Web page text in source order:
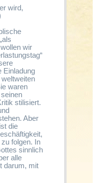
wird,
wir
Einladung
waren
stilisiert.
Aber
die
folgen. In
sinnlich
alle
darum, mit